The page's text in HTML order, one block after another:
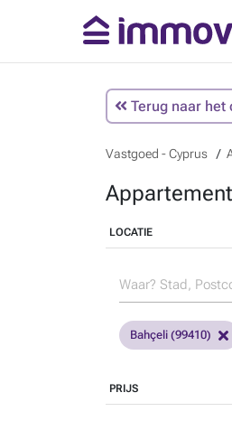
Terug naar het
Vastgoed - Cyprus
LOCATIE
Bahçeli (99410)
PRIJS